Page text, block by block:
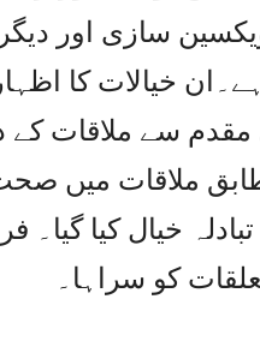
ویکسین سازی اور
خیالات کا
مقدم سے ملاقات
ملاقات میں
خیال کیا گیا۔
کو سراہا۔